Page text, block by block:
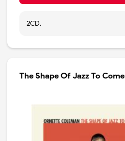
2CD.
The Shape Of Jazz To Come